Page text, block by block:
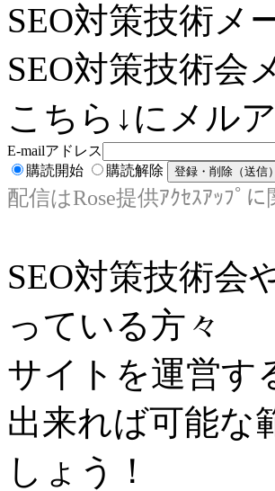
SEO対策技術メ
SEO対策技術会
こちら↓にメル
E-mailアドレス
購読開始
購読解除
配信はRose提供ｱｸｾｽｱｯﾌﾟ
SEO対策技術会
っている方々
サイトを運営す
出来れば可能な
しょう！